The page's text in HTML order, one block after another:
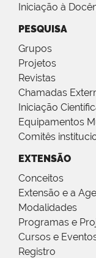
Iniciação à
PESQUISA
Grupos
Projetos
Revistas
Chamadas
Iniciação
Equipamentos
Comitês
EXTENSÃO
Conceitos
Extensão e a
Modalidades
Programas e
Cursos e
Registro